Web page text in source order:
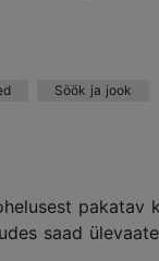
Söök ja jook
saad